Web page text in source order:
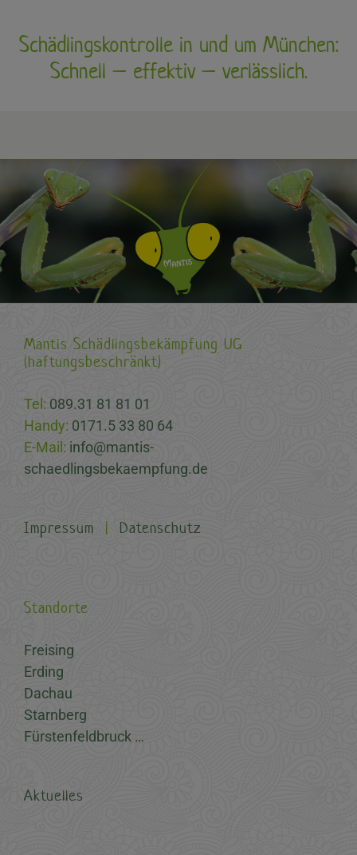
Schädlingskontrolle in und um München:
Schnell – effektiv – verlässlich.
Mantis Schädlingsbekämpfung UG
(haftungsbeschränkt)
Tel: 089.31 81 81 01
Handy: 0171.5 33 80 64
E-Mail: info@mantis-
schaedlingsbekaempfung.de
Impressum | Datenschutz
Standorte
Freising
Erding
Dachau
Starnberg
Fürstenfeldbruck …
Aktuelles